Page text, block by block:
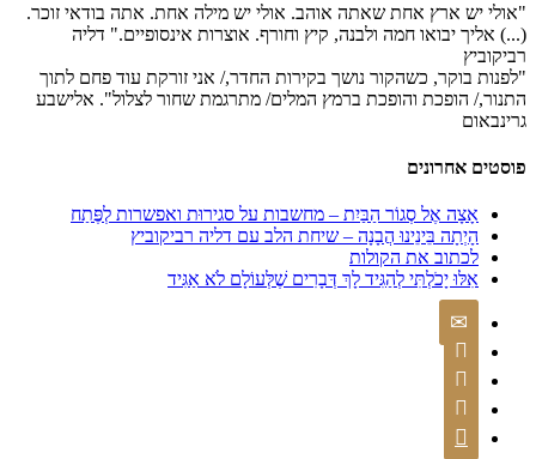
"אולי יש ארץ אחת שאתה אוהב. אולי יש מילה אחת. אתה בודאי זוכר.
(...) אליך יבואו חמה ולבנה, קיץ וחורף. אוצרות אינסופיים." דליה
רביקוביץ
"לפנות בוקר, כשהקור נושך בקירות החדר,/ אני זורקת עוד פחם לתוך
התנור,/ הופכת והופכת ברמץ המלים/ מתרגמת שחור לצלול". אלישבע
גרינבאום
פוסטים אחרונים
אָצָה אֶל סְגוֹר הַבַּיִת – מחשבות על סגירוּת ואפשרות לְפֶּתַח
הָיְתָה בֵּינֵינוּ הֲבָנָה – שיחת הלב עם דליה רביקוביץ
לכתוב את הקולות
אִלּוּ יָכֹלְתִּי לְהַגִּיד לָךְ דְּבָרִים שֶׁלְּעוֹלָם לֹא אַגִּיד
✉



